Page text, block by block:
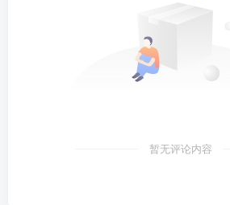
暂无评论内容